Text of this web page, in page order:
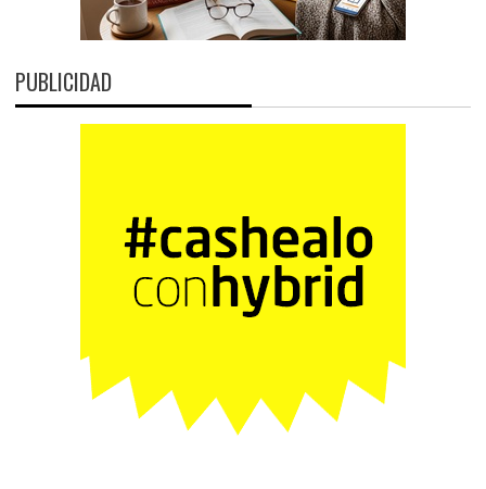
PUBLICIDAD